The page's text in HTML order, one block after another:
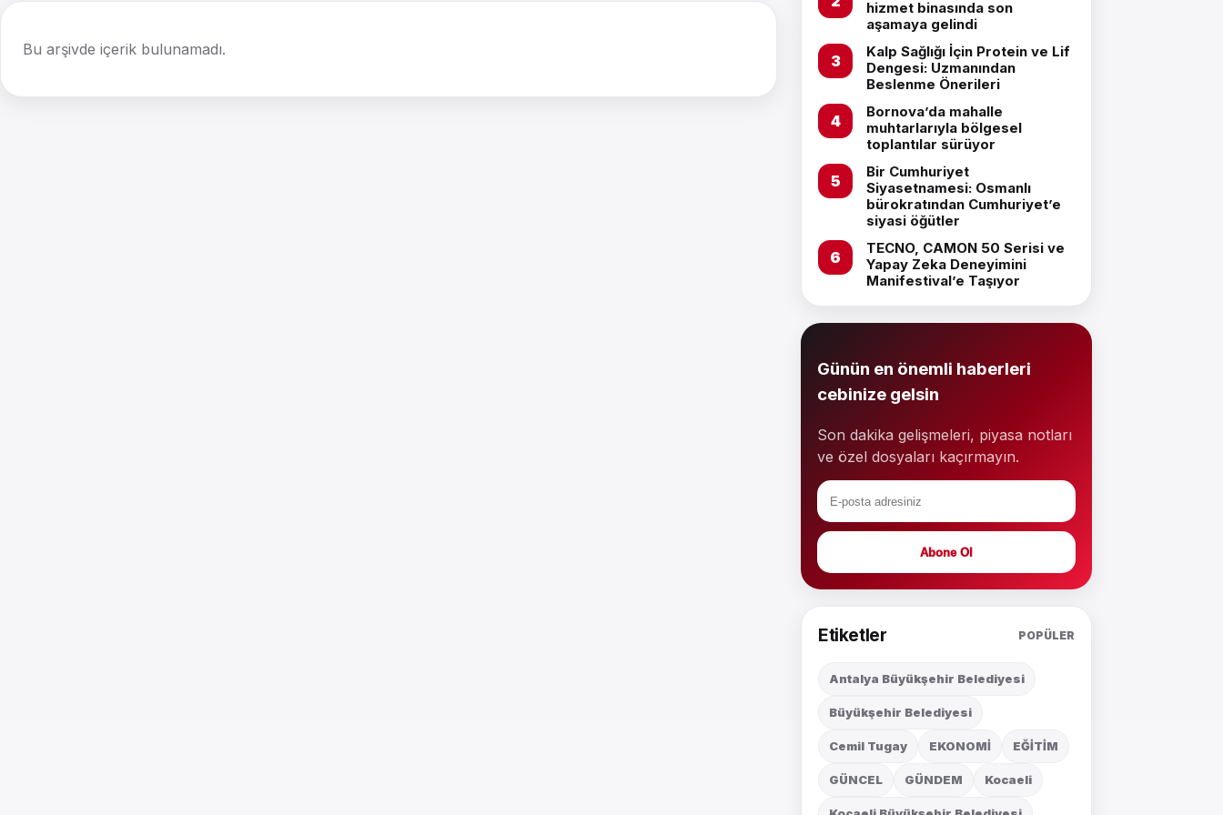
Bu arşivde içerik bulunamadı.
hizmet binasında son
aşamaya gelindi
Kalp Sağlığı İçin Protein ve Lif
Dengesi: Uzmanından
Beslenme Önerileri
Bornova’da mahalle
muhtarlarıyla bölgesel
toplantılar sürüyor
Bir Cumhuriyet
Siyasetnamesi: Osmanlı
bürokratından Cumhuriyet’e
siyasi öğütler
TECNO, CAMON 50 Serisi ve
Yapay Zeka Deneyimini
Manifestival’e Taşıyor
Günün en önemli haberleri
cebinize gelsin
Son dakika gelişmeleri, piyasa notları
ve özel dosyaları kaçırmayın.
Abone Ol
Etiketler POPÜLER
Antalya Büyükşehir Belediyesi
Büyükşehir Belediyesi
Cemil Tugay EKONOMİ EĞİTİM
GÜNCEL GÜNDEM Kocaeli